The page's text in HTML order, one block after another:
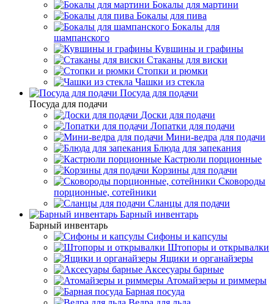
Бокалы для мартини
Бокалы для пива
Бокалы для
шампанского
Кувшины и графины
Стаканы для виски
Стопки и рюмки
Чашки из стекла
Посуда для подачи
Посуда для подачи
Доски для подачи
Лопатки для подачи
Мини-ведра для подачи
Блюда для запекания
Кастрюли порционные
Корзины для подачи
Сковороды
порционные, сотейники
Сланцы для подачи
Барный инвентарь
Барный инвентарь
Сифоны и капсулы
Штопоры и открывалки
Ящики и органайзеры
Аксесуары барные
Атомайзеры и риммеры
Барная посуда